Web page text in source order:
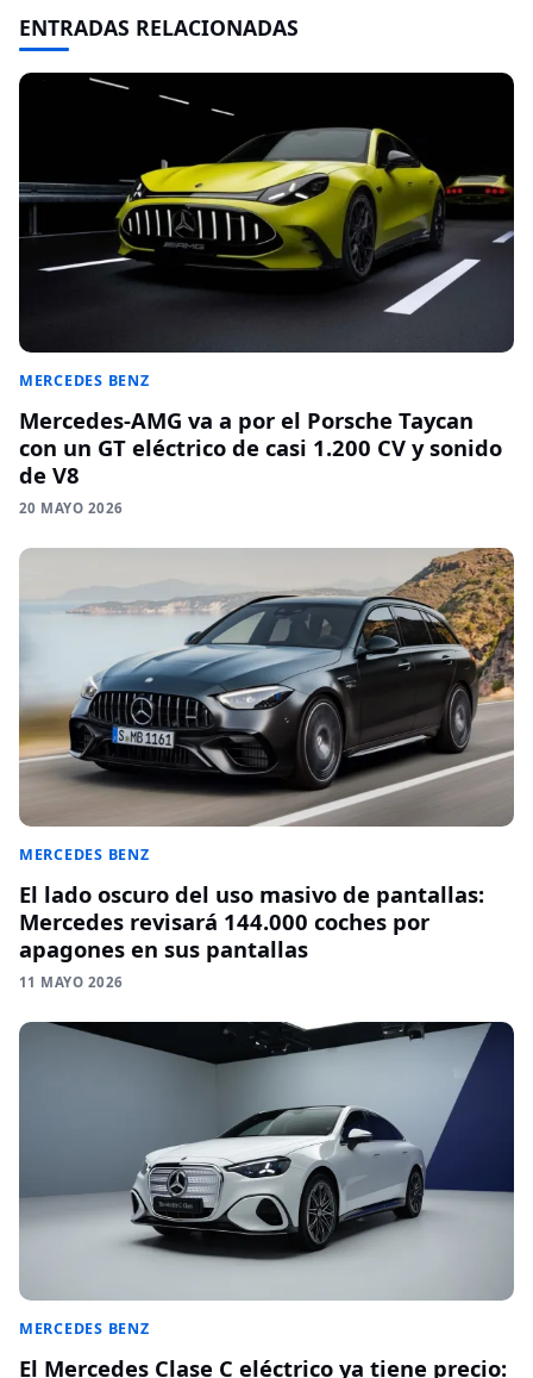
ENTRADAS RELACIONADAS
MERCEDES BENZ
Mercedes-AMG va a por el Porsche Taycan
con un GT eléctrico de casi 1.200 CV y sonido
de V8
20 MAYO 2026
MERCEDES BENZ
El lado oscuro del uso masivo de pantallas:
Mercedes revisará 144.000 coches por
apagones en sus pantallas
11 MAYO 2026
MERCEDES BENZ
El Mercedes Clase C eléctrico ya tiene precio: